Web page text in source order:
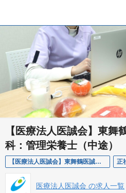
【医療法人医誠会】東舞
科：管理栄養士（中途）
【医療法人医誠会】東舞鶴医誠会病院/栄養管理科：管理栄養士（中途） 正
医療法人医誠会 の求人一覧